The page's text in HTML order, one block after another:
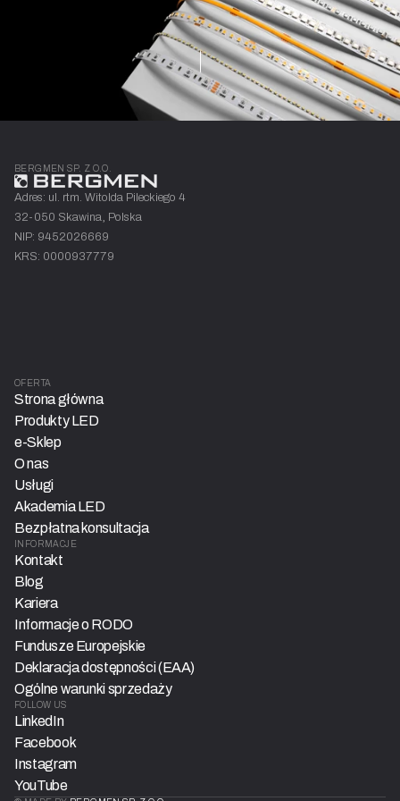
taśmy
LED?
Dowiedz się więcej
BERGMEN SP. Z O.O.
Adres: ul. rtm. Witolda Pileckiego 4
32-050 Skawina, Polska
NIP: 9452026669
KRS: 0000937779
OFERTA
Strona główna
Produkty LED
e-Sklep
O nas
Usługi
Akademia LED
Bezpłatna konsultacja
INFORMACJE
Kontakt
Blog
Kariera
Informacje o RODO
Fundusze Europejskie
Deklaracja dostępności (EAA)
Ogólne warunki sprzedaży
FOLLOW US
LinkedIn
Facebook
Instagram
YouTube